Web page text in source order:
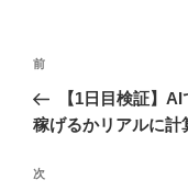
投
ナ
ゲ
過
去
の
稿
前
【1日目検証】
稼げるかリアルに計
次
次